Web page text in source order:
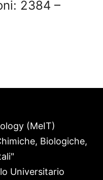
2384 –
(MeIT)
Biologiche,
Universitario